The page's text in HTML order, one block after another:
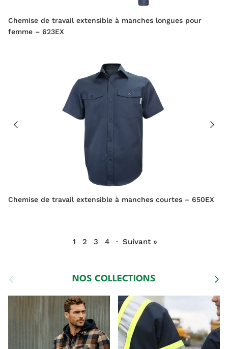
Chemise de travail extensible à manches longues pour
femme – 623EX
Chemise de travail extensible à manches courtes – 650EX
1 2 3 4 · Suivant »
Précédent NOS COLLECTIONS